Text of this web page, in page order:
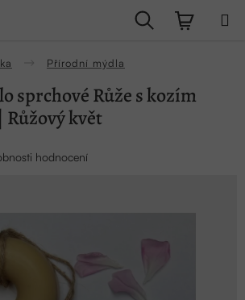
Hledat
Přírodní mýdla
sprchové Růže s kozím
Růžový květ
hodnocení